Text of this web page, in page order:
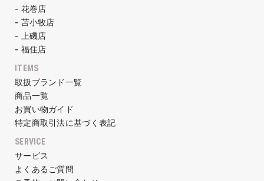
- 花巻店
- 苫小牧店
- 上磯店
- 福住店
ITEMS
取扱ブランド一覧
商品一覧
お買い物ガイド
特定商取引法に基づく表記
SERVICE
サービス
よくあるご質問